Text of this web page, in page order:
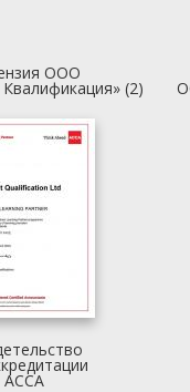
ООО
(2)
АССА